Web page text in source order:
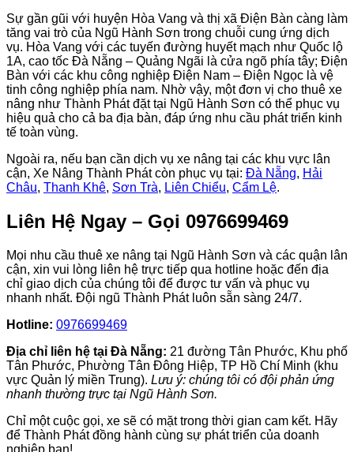
Sự gần gũi với huyện Hòa Vang và thị xã Điện Bàn càng làm
tăng vai trò của Ngũ Hành Sơn trong chuỗi cung ứng dịch
vụ. Hòa Vang với các tuyến đường huyết mạch như Quốc lộ
1A, cao tốc Đà Nẵng – Quảng Ngãi là cửa ngõ phía tây; Điện
Bàn với các khu công nghiệp Điện Nam – Điện Ngọc là vệ
tinh công nghiệp phía nam. Nhờ vậy, một đơn vị cho thuê xe
nâng như Thành Phát đặt tại Ngũ Hành Sơn có thể phục vụ
hiệu quả cho cả ba địa bàn, đáp ứng nhu cầu phát triển kinh
tế toàn vùng.
Ngoài ra, nếu bạn cần dịch vụ xe nâng tại các khu vực lân
cận, Xe Nâng Thành Phát còn phục vụ tại: Đà Nẵng, Hải
Châu, Thanh Khê, Sơn Trà, Liên Chiểu, Cẩm Lệ.
Liên Hệ Ngay – Gọi 0976699469
Mọi nhu cầu thuê xe nâng tại Ngũ Hành Sơn và các quận lân
cận, xin vui lòng liên hệ trực tiếp qua hotline hoặc đến địa
chỉ giao dịch của chúng tôi để được tư vấn và phục vụ
nhanh nhất. Đội ngũ Thành Phát luôn sẵn sàng 24/7.
Hotline: 0976699469
Địa chỉ liên hệ tại Đà Nẵng: 21 đường Tân Phước, Khu phố
Tân Phước, Phường Tân Đông Hiệp, TP Hồ Chí Minh (khu
vực Quản lý miền Trung). Lưu ý: chúng tôi có đội phản ứng
nhanh thường trực tại Ngũ Hành Sơn.
Chỉ một cuộc gọi, xe sẽ có mặt trong thời gian cam kết. Hãy
để Thành Phát đồng hành cùng sự phát triển của doanh
nghiệp bạn!